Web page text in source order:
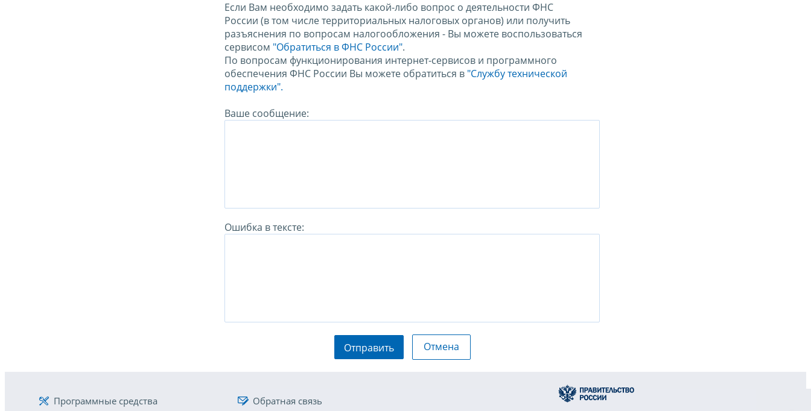
Если Вам необходимо задать какой-либо вопрос о деятельности ФНС
России (в том числе территориальных налоговых органов) или получить
разъяснения по вопросам налогообложения - Вы можете воспользоваться
сервисом "Обратиться в ФНС России".
По вопросам функционирования интернет-сервисов и программного
обеспечения ФНС России Вы можете обратиться в "Службу технической
поддержки".
Ваше сообщение:
Ошибка в тексте:
Отправить Отмена
Программные средства
Обратная связь